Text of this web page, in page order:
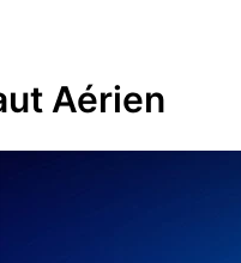
Aérien